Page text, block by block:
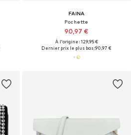
FAINA
Pochette
90,97 €
À l'origine : 129,95 €
Dernier prix le plus bas :90,97 €